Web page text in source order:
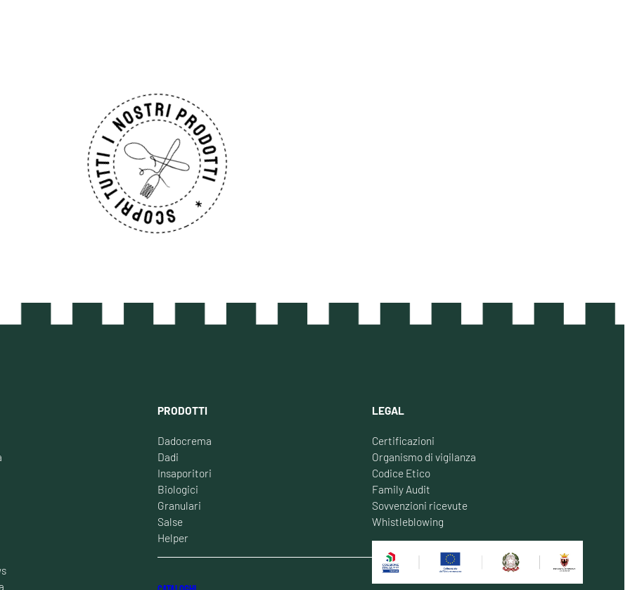
PRODOTTI
Dadocrema
Dadi
Insaporitori
Biologici
Granulari
Salse
Helper
LEGAL
Certificazioni
Organismo di vigilanza
Codice Etico
Family Audit
Sovvenzioni ricevute
Whistleblowing